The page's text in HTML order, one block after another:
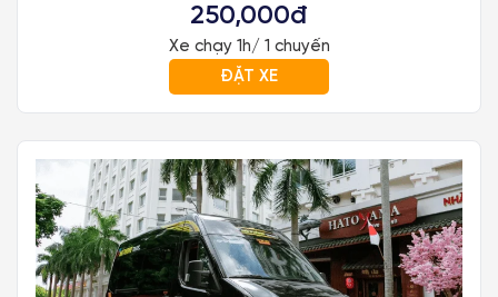
250,000đ
Xe chạy 1h/ 1 chuyến
ĐẶT XE